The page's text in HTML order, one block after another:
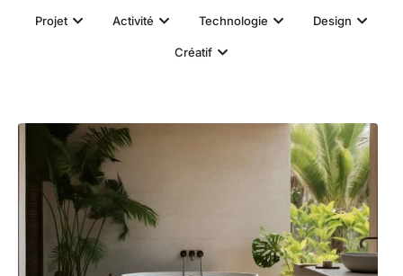
Projet Activité Technologie Design
Créatif